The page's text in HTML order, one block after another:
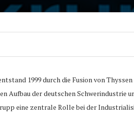
1999 durch die Fusion von
Aufbau der deutschen Schwerindustrie
eine zentrale Rolle bei der